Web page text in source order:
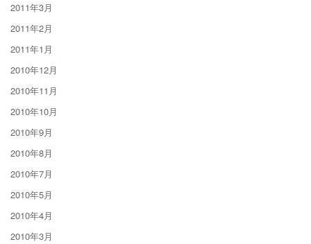
2011年3月
2011年2月
2011年1月
2010年12月
2010年11月
2010年10月
2010年9月
2010年8月
2010年7月
2010年5月
2010年4月
2010年3月